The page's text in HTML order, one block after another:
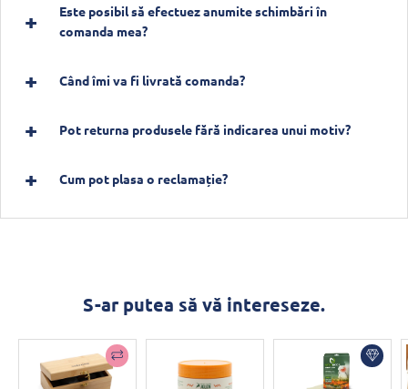
Este posibil să efectuez anumite schimbări în
comanda mea?
Când îmi va fi livrată comanda?
Pot returna produsele fără indicarea unui motiv?
Cum pot plasa o reclamație?
S-ar putea să vă intereseze.